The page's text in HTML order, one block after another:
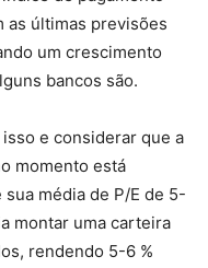
as últimas previsões
um crescimento
bancos são.
e considerar que a
momento está
média de P/E de 5-
montar uma carteira
rendendo 5-6 %